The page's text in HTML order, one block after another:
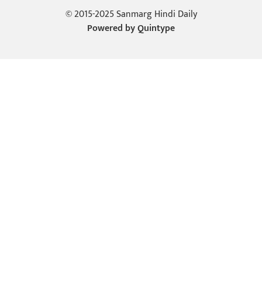
© 2015-2025 Sanmarg Hindi Daily
Powered byQuintype